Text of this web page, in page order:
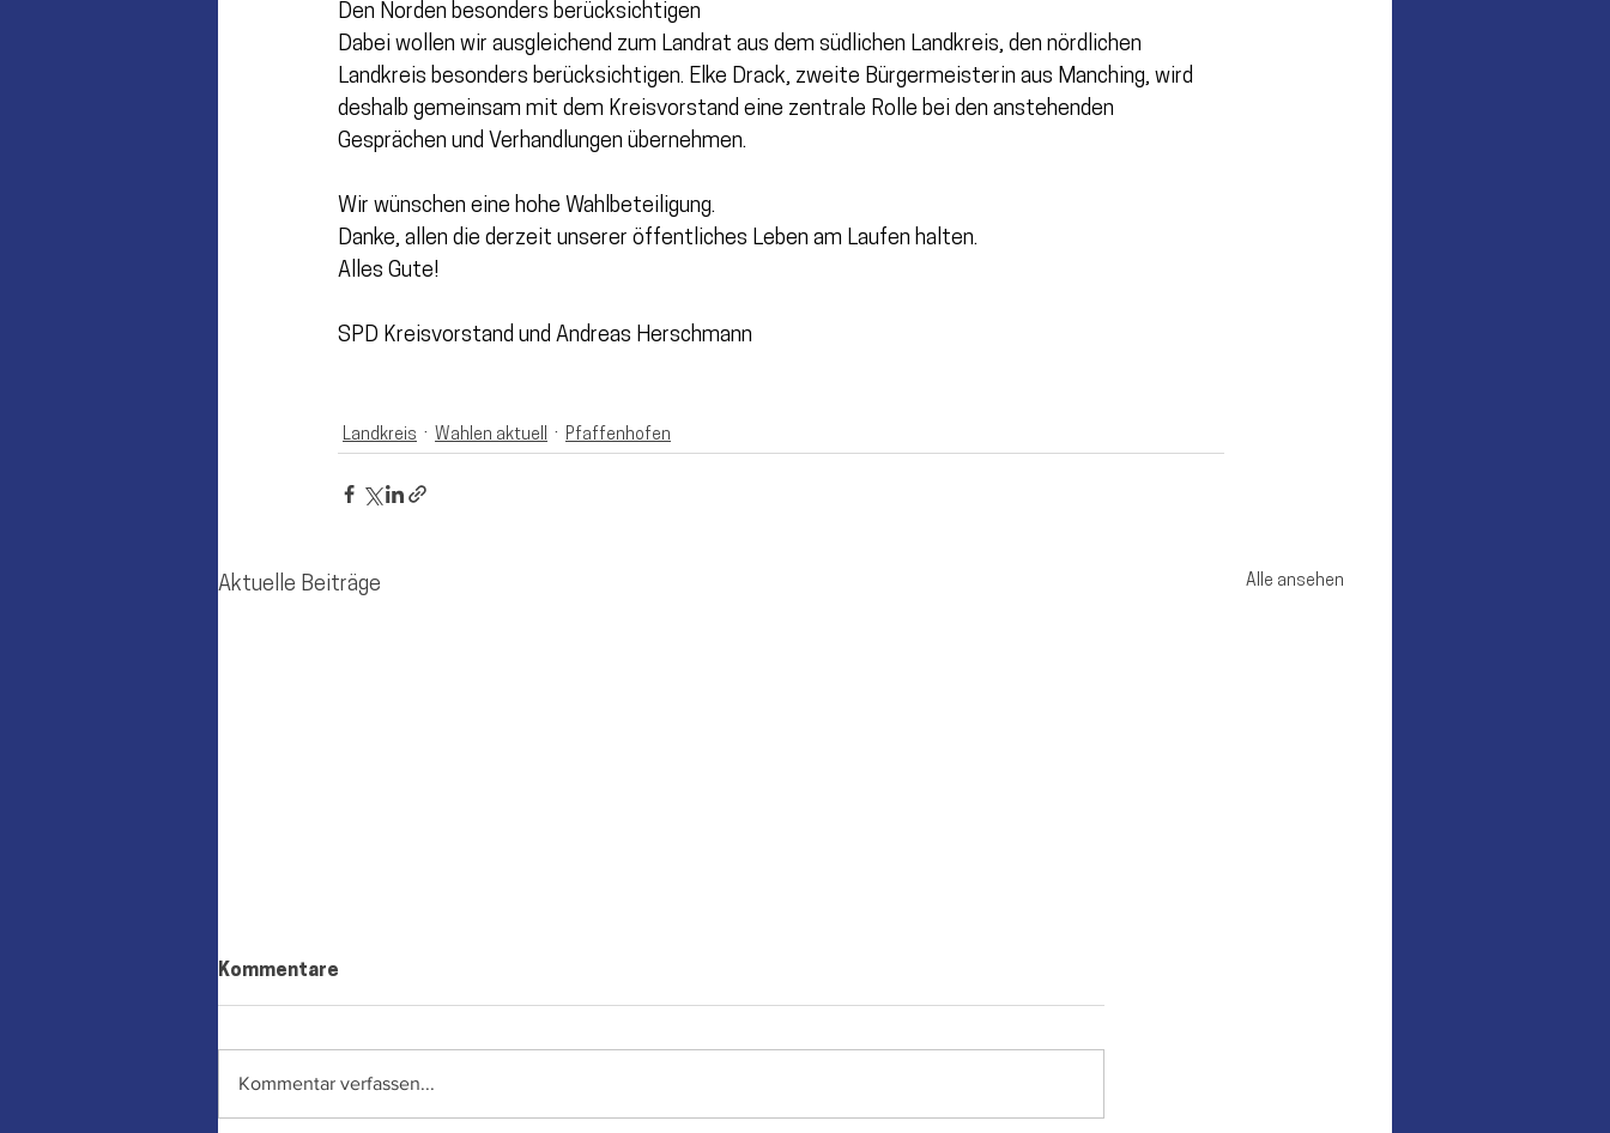
Den Norden besonders berücksichtigen
Dabei wollen wir ausgleichend zum Landrat aus dem südlichen Landkreis, den nördlichen
Landkreis besonders berücksichtigen. Elke Drack, zweite Bürgermeisterin aus Manching, wird
deshalb gemeinsam mit dem Kreisvorstand eine zentrale Rolle bei den anstehenden
Gesprächen und Verhandlungen übernehmen.
Wir wünschen eine hohe Wahlbeteiligung.
Danke, allen die derzeit unserer öffentliches Leben am Laufen halten.
Alles Gute!
SPD Kreisvorstand und Andreas Herschmann
Landkreis Wahlen aktuell Pfaffenhofen
Aktuelle Beiträge Alle ansehen
Kommentare
Kommentar verfassen...